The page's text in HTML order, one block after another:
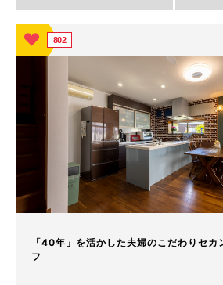
802
「40年」を活かした夫婦のこだわりセカ
フ